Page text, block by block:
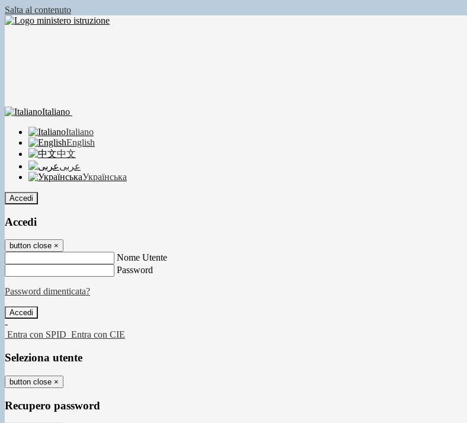
Salta al contenuto
Italiano
Italiano
English
中文
عربى
Українська
Accedi
Accedi
button close ×
Nome Utente
Password
Password dimenticata?
-
Entra con SPID Entra con CIE
Seleziona utente
button close ×
Recupero password